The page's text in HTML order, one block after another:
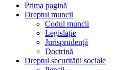
Prima pagină
Dreptul muncii
Codul muncii
Legislație
Jurisprudență
Doctrină
Dreptul securității sociale